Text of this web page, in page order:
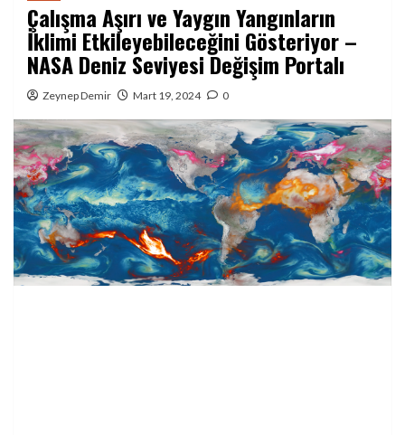
Çalışma Aşırı ve Yaygın Yangınların
İklimi Etkileyebileceğini Gösteriyor –
NASA Deniz Seviyesi Değişim Portalı
Zeynep Demir Mart 19, 2024 0